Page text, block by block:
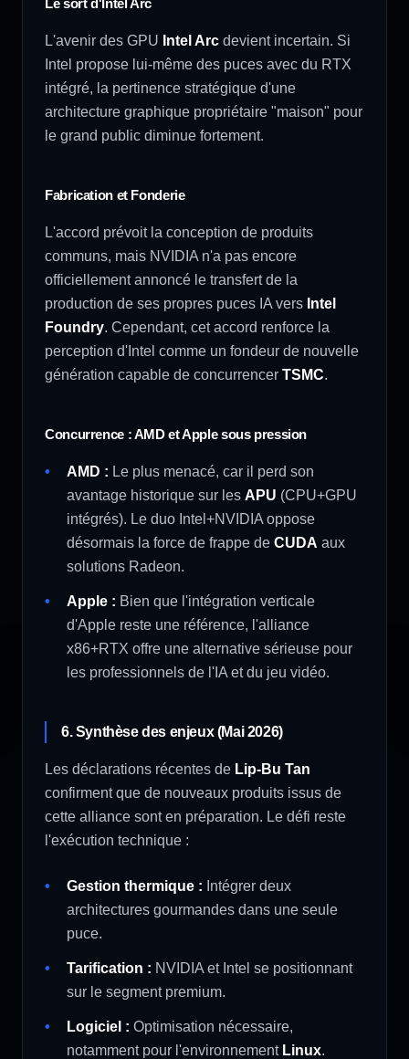
Le sort d'Intel Arc
L'avenir des GPU Intel Arc devient incertain. Si
Intel propose lui-même des puces avec du RTX
intégré, la pertinence stratégique d'une
architecture graphique propriétaire "maison" pour
le grand public diminue fortement.
Fabrication et Fonderie
L'accord prévoit la conception de produits
communs, mais NVIDIA n'a pas encore
officiellement annoncé le transfert de la
production de ses propres puces IA vers Intel
Foundry. Cependant, cet accord renforce la
perception d'Intel comme un fondeur de nouvelle
génération capable de concurrencer TSMC.
Concurrence : AMD et Apple sous pression
AMD : Le plus menacé, car il perd son
avantage historique sur les APU (CPU+GPU
intégrés). Le duo Intel+NVIDIA oppose
désormais la force de frappe de CUDA aux
solutions Radeon.
Apple : Bien que l'intégration verticale
d'Apple reste une référence, l'alliance
x86+RTX offre une alternative sérieuse pour
les professionnels de l'IA et du jeu vidéo.
6. Synthèse des enjeux (Mai 2026)
Les déclarations récentes de Lip-Bu Tan
confirment que de nouveaux produits issus de
cette alliance sont en préparation. Le défi reste
l'exécution technique :
Gestion thermique : Intégrer deux
architectures gourmandes dans une seule
puce.
Tarification : NVIDIA et Intel se positionnant
sur le segment premium.
Logiciel : Optimisation nécessaire,
notamment pour l'environnement Linux.